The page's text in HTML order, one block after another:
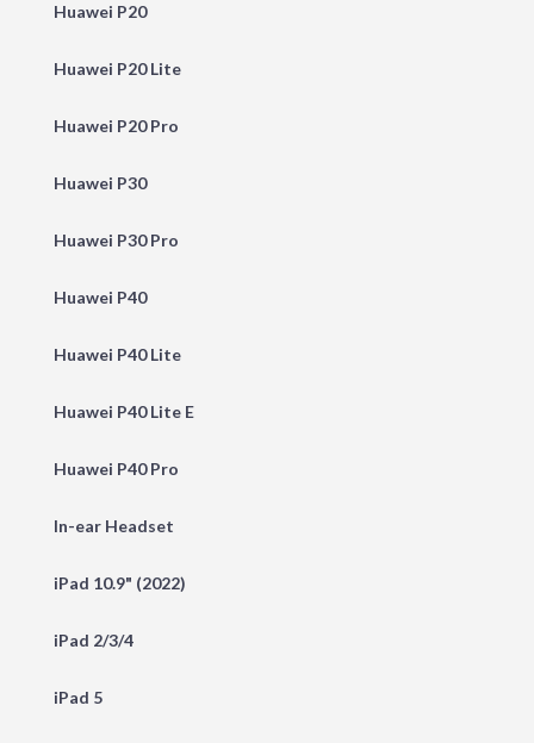
Huawei P20
Huawei P20 Lite
Huawei P20 Pro
Huawei P30
Huawei P30 Pro
Huawei P40
Huawei P40 Lite
Huawei P40 Lite E
Huawei P40 Pro
In-ear Headset
iPad 10.9" (2022)
iPad 2/3/4
iPad 5